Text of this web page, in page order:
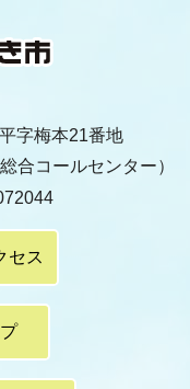
字梅本21番地
合コールセンター）
セス